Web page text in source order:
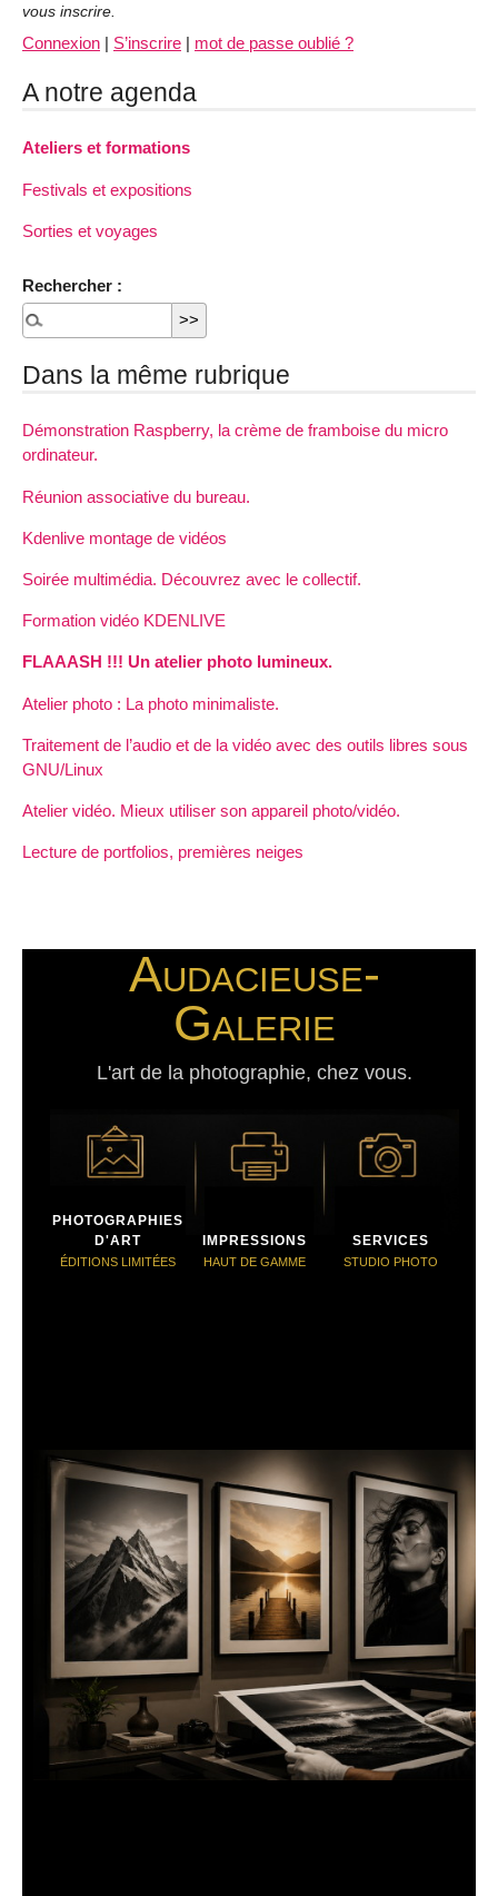
vous inscrire.
Connexion | S’inscrire | mot de passe oublié ?
A notre agenda
Ateliers et formations
Festivals et expositions
Sorties et voyages
Rechercher :
Dans la même rubrique
Démonstration Raspberry, la crème de framboise du micro
ordinateur.
Réunion associative du bureau.
Kdenlive montage de vidéos
Soirée multimédia. Découvrez avec le collectif.
Formation vidéo KDENLIVE
FLAAASH !!! Un atelier photo lumineux.
Atelier photo : La photo minimaliste.
Traitement de l’audio et de la vidéo avec des outils libres sous
GNU/Linux
Atelier vidéo. Mieux utiliser son appareil photo/vidéo.
Lecture de portfolios, premières neiges
Audacieuse-
Galerie
L'art de la photographie, chez vous.
PHOTOGRAPHIES
D'ART
ÉDITIONS LIMITÉES
IMPRESSIONS
HAUT DE GAMME
SERVICES
STUDIO PHOTO